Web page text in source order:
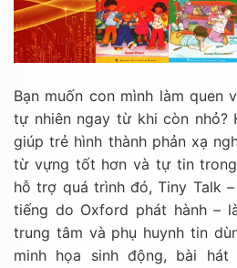
Bạn muốn con mình làm quen
tự nhiên ngay từ khi còn nhỏ?
giúp trẻ hình thành phản xạ
từ vựng tốt hơn và tự tin
hỗ trợ quá trình đó, Tiny Talk
tiếng do Oxford phát hành –
trung tâm và phụ huynh tin
minh họa sinh động, bài